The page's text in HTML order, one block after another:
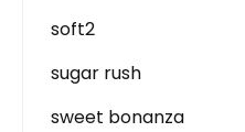
soft2
sugar rush
sweet bonanza